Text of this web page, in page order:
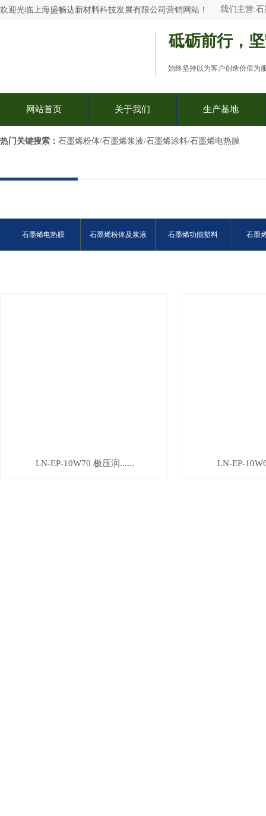
欢迎光临上海盛畅达新材料科技发展有限公司 营销网站 ！ 我们主营:石
砥砺前行，
始终坚持以为客户创造价值为
网站首页 关于我们 生产基地
热门关键搜索：​ 石墨烯粉体/石墨烯浆液/石墨烯涂料/石墨烯电热膜
石墨烯电热膜 石墨烯粉体及浆液 石墨烯功能塑料 石墨
LN-EP-10W70 极压润...... LN-EP-